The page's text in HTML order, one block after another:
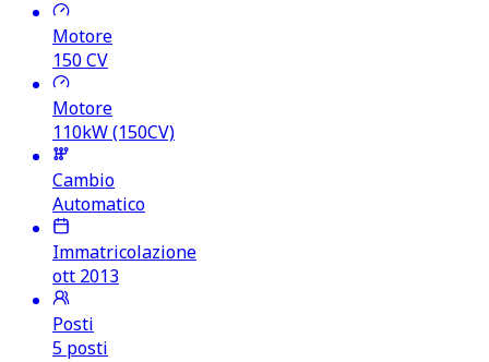
Motore
150CV
Motore
110kW (150CV)
Cambio
Automatico
Immatricolazione
ott 2013
Posti
5 posti